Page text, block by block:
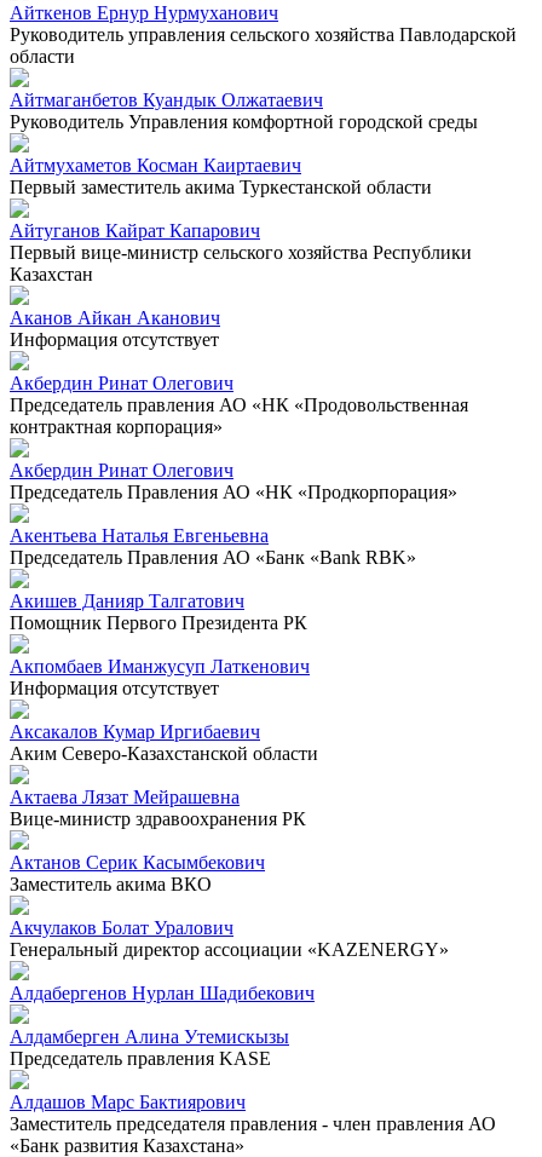
Айткенов Ернур Нурмуханович
Руководитель управления сельского хозяйства Павлодарской
области
Айтмаганбетов Куандык Олжатаевич
Руководитель Управления комфортной городской среды
Айтмухаметов Косман Каиртаевич
Первый заместитель акима Туркестанской области
Айтуганов Кайрат Капарович
Первый вице-министр сельского хозяйства Республики
Казахстан
Аканов Айкан Аканович
Информация отсутствует
Акбердин Ринат Олегович
Председатель правления АО «НК «Продовольственная
контрактная корпорация»
Акбердин Ринат Олегович
Председатель Правления АО «НК «Продкорпорация»
Акентьева Наталья Евгеньевна
Председатель Правления АО «Банк «Bank RBK»
Акишев Данияр Талгатович
Помощник Первого Президента РК
Акпомбаев Иманжусуп Латкенович
Информация отсутствует
Аксакалов Кумар Иргибаевич
Аким Северо-Казахстанской области
Актаева Лязат Мейрашевна
Вице-министр здравоохранения РК
Актанов Серик Касымбекович
Заместитель акима ВКО
Акчулаков Болат Уралович
Генеральный директор ассоциации «KAZENERGY»
Алдабергенов Нурлан Шадибекович
Алдамберген Алина Утемискызы
Председатель правления KASE
Алдашов Марс Бактиярович
Заместитель председателя правления - член правления АО
«Банк развития Казахстана»